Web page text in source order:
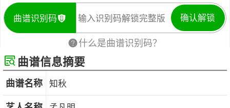
曲谱识别码 确认解锁
什么是曲谱识别码？
曲谱信息摘要
曲谱名称 知秋